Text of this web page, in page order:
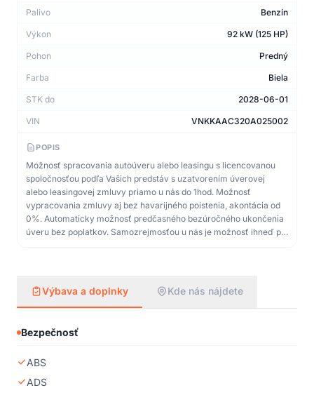
Palivo Benzín
Výkon 92 kW (125 HP)
Pohon Predný
Farba Biela
STK do 2028-06-01
VIN VNKKAAC320A025002
POPIS
Možnosť spracovania autoúveru alebo leasingu s licencovanou
spoločnosťou podľa Vašich predstáv s uzatvorením úverovej
alebo leasingovej zmluvy priamo u nás do 1hod. Možnosť
vypracovania zmluvy aj bez havarijného poistenia, akontácia od
0%. Automaticky možnosť predčasného bezúročného ukončenia
úveru bez poplatkov. Samozrejmosťou u nás je možnosť ihneď po
kvalitu vozidiel a služieb za rozumnú a férovú cenu. Auto má
Slovenské ŠPZ. Všetky informácie majú len informatívny
charakter a nie sú návrhom na uzavretie kúpnej zmluvy v zmysle
príslušného zákona. !! POZOR !! vozidlo pred zaradením do
predaja absolvovalo odbornú kontrolu nezávislým znalcom
Výbava a doplnky Kde nás nájdete
Bezpečnosť
ABS
ADS